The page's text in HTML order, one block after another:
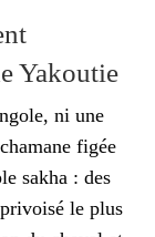
Yakoutie
ni une
figée
sakha : des
le plus